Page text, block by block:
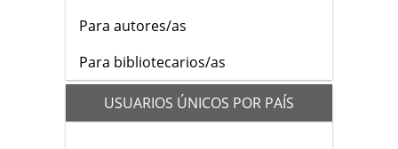
Para autores/as
Para bibliotecarios/as
flagsUSUARIOS ÚNICOS POR PAÍS